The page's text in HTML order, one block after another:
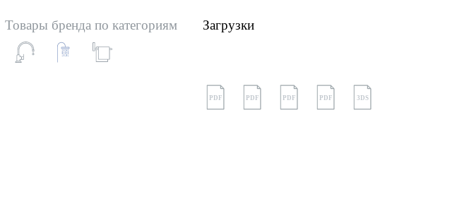
Товары бренда по категориям Загрузки
PDF PDF PDF PDF 3DS